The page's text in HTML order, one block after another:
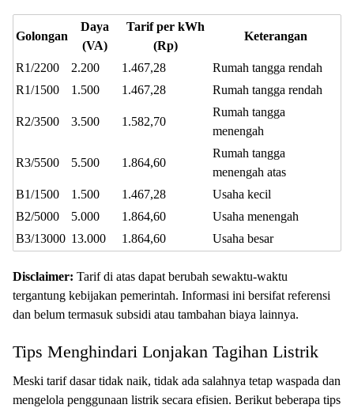
Golongan
Daya
(VA)
Tarif per kWh
(Rp)
Keterangan
R1/2200 2.200 1.467,28
Rumah tangga rendah
R1/1500
1.500 1.467,28 Rumah tangga rendah
R2/3500 3.500 1.582,70
Rumah tangga
menengah
R3/5500 5.500 1.864,60
Rumah tangga
menengah atas
B1/1500
1.500 1.467,28
Usaha kecil
B2/5000
5.000 1.864,60
Usaha menengah
B3/13000 13.000 1.864,60 Usaha besar
Disclaimer: Tarif di atas dapat berubah sewaktu-waktu
tergantung kebijakan pemerintah. Informasi ini bersifat referensi
dan belum termasuk subsidi atau tambahan biaya lainnya.
Tips Menghindari Lonjakan Tagihan Listrik
Meski tarif dasar tidak naik, tidak ada salahnya tetap waspada dan
mengelola penggunaan listrik secara efisien. Berikut beberapa tips